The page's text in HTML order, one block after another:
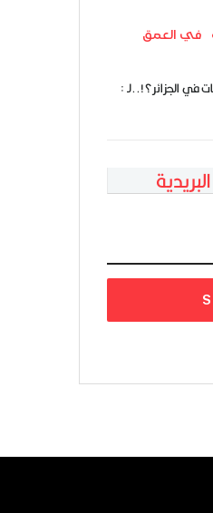
في العمق
في الجزائر؟!..لـ :